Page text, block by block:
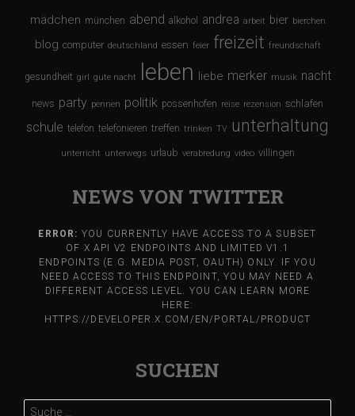
mädchen münchen abend alkohol andrea arbeit bier bierchen
blog computer deutschland essen feier freizeit freundschaft
gesundheit girl gute nacht leben liebe merker musik nacht
news party pennen politik possenhofen reise rezension schlafen
schule telefon telefonieren treffen trinken TV unterhaltung
unterricht unterwegs urlaub verabredung video villingen
NEWS VON TWITTER
ERROR: YOU CURRENTLY HAVE ACCESS TO A SUBSET
OF X API V2 ENDPOINTS AND LIMITED V1.1
ENDPOINTS (E.G. MEDIA POST, OAUTH) ONLY. IF YOU
NEED ACCESS TO THIS ENDPOINT, YOU MAY NEED A
DIFFERENT ACCESS LEVEL. YOU CAN LEARN MORE
HERE:
HTTPS://DEVELOPER.X.COM/EN/PORTAL/PRODUCT
SUCHEN